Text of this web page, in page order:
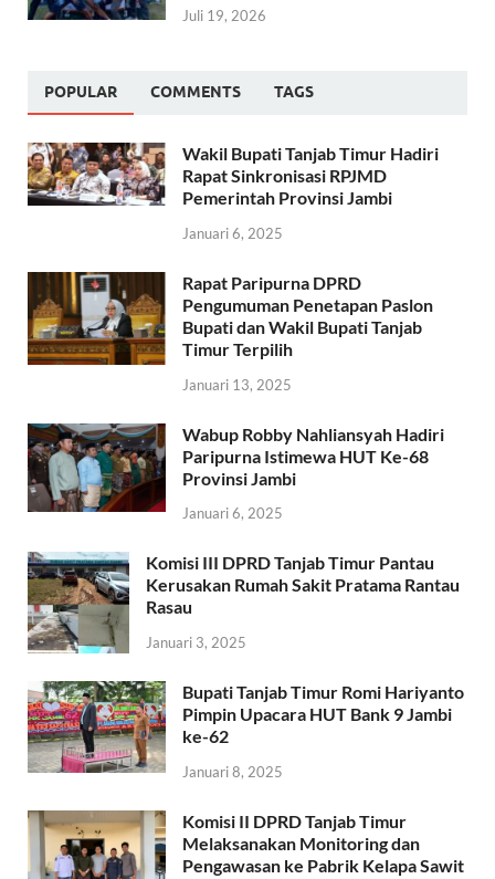
Juli 19, 2026
POPULAR COMMENTS TAGS
Wakil Bupati Tanjab Timur Hadiri
Rapat Sinkronisasi RPJMD
Pemerintah Provinsi Jambi
Januari 6, 2025
Rapat Paripurna DPRD
Pengumuman Penetapan Paslon
Bupati dan Wakil Bupati Tanjab
Timur Terpilih
Januari 13, 2025
Wabup Robby Nahliansyah Hadiri
Paripurna Istimewa HUT Ke-68
Provinsi Jambi
Januari 6, 2025
Komisi III DPRD Tanjab Timur Pantau
Kerusakan Rumah Sakit Pratama Rantau
Rasau
Januari 3, 2025
Bupati Tanjab Timur Romi Hariyanto
Pimpin Upacara HUT Bank 9 Jambi
ke-62
Januari 8, 2025
Komisi II DPRD Tanjab Timur
Melaksanakan Monitoring dan
Pengawasan ke Pabrik Kelapa Sawit